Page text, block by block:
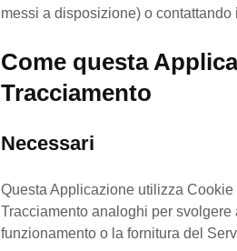
messi a disposizione) o contattando
Come questa
Tracciamento
Necessari
Questa Applicazione utilizza Cookie
Tracciamento analoghi per svolgere
funzionamento o la fornitura del